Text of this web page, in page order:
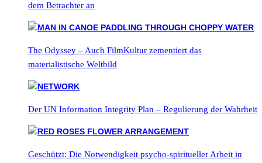
dem Betrachter an
The Odyssey – Auch FilmKultur zementiert das
materialistische Weltbild
Der UN Information Integrity Plan – Regulierung der Wahrheit
Geschützt: Die Notwendigkeit psycho-spiritueller Arbeit in